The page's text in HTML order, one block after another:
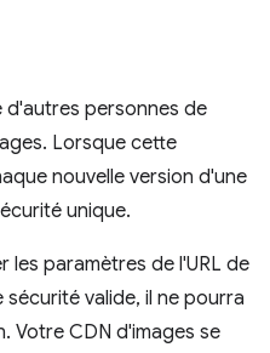
d'autres personnes de
Lorsque cette
nouvelle version d'une
unique.
les paramètres de l'URL de
valide, il ne pourra
Votre CDN d'images se